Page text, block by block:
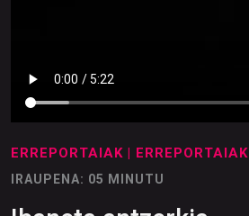
ERREPORTAIAK | ERREPORTAIAK
IRAUPENA: 05 MINUTU